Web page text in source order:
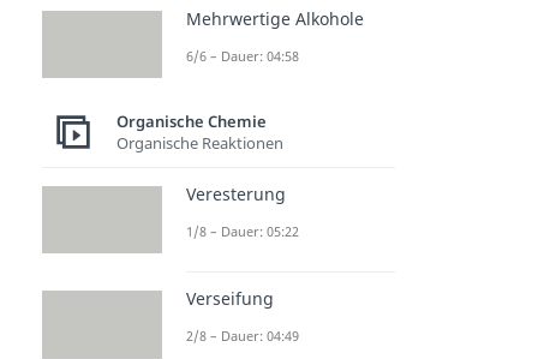
Mehrwertige Alkohole
6/6 – Dauer: 04:58
Organische Chemie
Organische Reaktionen
Veresterung
1/8 – Dauer: 05:22
Verseifung
2/8 – Dauer: 04:49